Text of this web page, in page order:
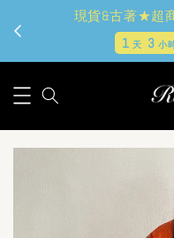
現貨&古著★超
1天 3小